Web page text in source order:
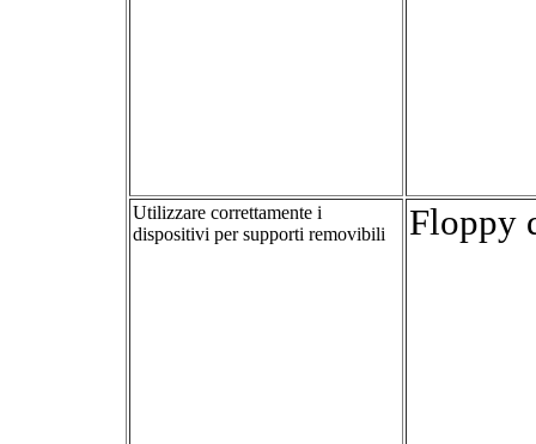
Utilizzare correttamente i
dispositivi per supporti removibili
Floppy